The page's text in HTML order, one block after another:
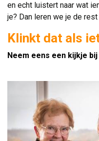
en echt luistert naar wat
je? Dan leren we je de rest
Klinkt dat als
Neem eens een kijkje